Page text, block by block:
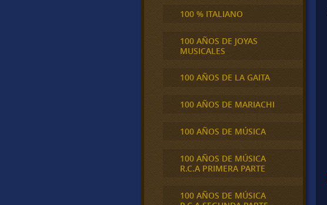
100 % ITALIANO
100 AÑOS DE JOYAS
MUSICALES
100 AÑOS DE LA GAITA
100 AÑOS DE MARIACHI
100 AÑOS DE MÚSICA
100 AÑOS DE MÚSICA
R.C.A PRIMERA PARTE
100 AÑOS DE MÚSICA